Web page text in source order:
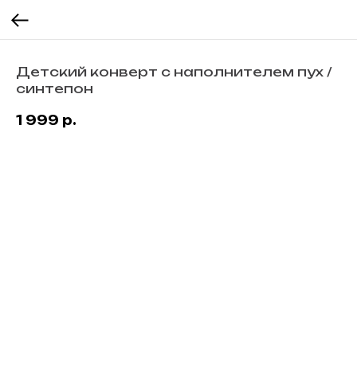
Детский конверт с наполнителем пух /
синтепон
1 999 р.